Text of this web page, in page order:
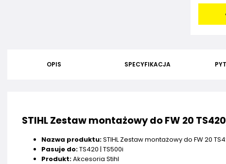
OPIS SPECYFIKACJA
STIHL Zestaw montażowy do FW 20
Nazwa produktu:STIHL Zestaw montażowy do FW 20
Pasuje do:TS420 | TS500i
Produkt:Akcesoria Stihl